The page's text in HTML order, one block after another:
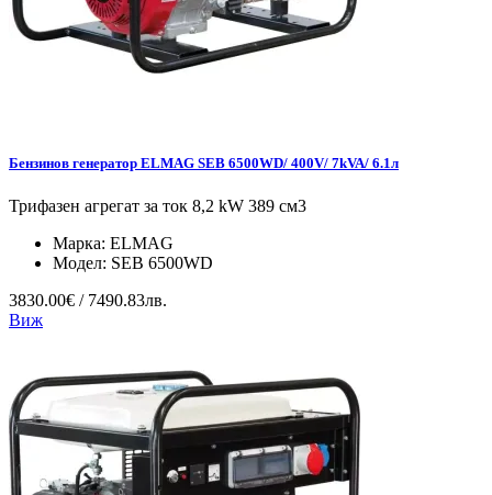
Бензинов генератор ELMAG SEB 6500WD/ 400V/ 7kVA/ 6.1л
Трифазен агрегат за ток 8,2 kW 389 см3
Марка: ELMAG
Модел: SEB 6500WD
3830.00€ / 7490.83лв.
Виж